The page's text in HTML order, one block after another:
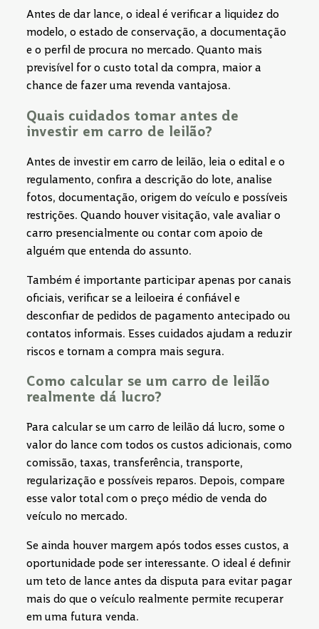
Antes de dar lance, o ideal é verificar a liquidez do
modelo, o estado de conservação, a documentação
e o perfil de procura no mercado. Quanto mais
previsível for o custo total da compra, maior a
chance de fazer uma revenda vantajosa.
Quais cuidados tomar antes de
investir em carro de leilão?
Antes de investir em carro de leilão, leia o edital e o
regulamento, confira a descrição do lote, analise
fotos, documentação, origem do veículo e possíveis
restrições. Quando houver visitação, vale avaliar o
carro presencialmente ou contar com apoio de
alguém que entenda do assunto.
Também é importante participar apenas por canais
oficiais, verificar se a leiloeira é confiável e
desconfiar de pedidos de pagamento antecipado ou
contatos informais. Esses cuidados ajudam a reduzir
riscos e tornam a compra mais segura.
Como calcular se um carro de leilão
realmente dá lucro?
Para calcular se um carro de leilão dá lucro, some o
valor do lance com todos os custos adicionais, como
comissão, taxas, transferência, transporte,
regularização e possíveis reparos. Depois, compare
esse valor total com o preço médio de venda do
veículo no mercado.
Se ainda houver margem após todos esses custos, a
oportunidade pode ser interessante. O ideal é definir
um teto de lance antes da disputa para evitar pagar
mais do que o veículo realmente permite recuperar
em uma futura venda.